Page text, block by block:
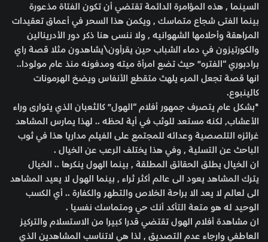
السينما , هذه المؤامرة الدائمة تقتضي أن تكون الفتاة مذعورة
بينما الفتى شجاع متماسك , ويكمن هذا السحر في أعماق تعقيدات
المراهقة وأحلامها الشهوانيه , ولا ننسى هنا ذكر دور الأدرينالين
والكورتيزون في دماء الشباب حين يقرأون\يشاهدون مثلا قصة راي
برادبوري “الفتره” حيث تضع امرأة ميته ومدفونه منذ عام مولودا..
انها قصة تجعل المرء يلهث متقطع الأنفاس ويضخ الهرمونات
كالينبوع.
*بشكل عام يتصرف جمهور أفلام “الهول” كالثعبان الذي يتوارى وراء
الأعشاب, لكنه مستعد للوثب في أية لحظه .. لهذا يمارس المشاهد
غرائزه التلصصية وعدائه للمجتمع على الفيلم مداريا هذا في ثوب
الباحث عن التسلية , وفي هذا يختلف الرعب عن الخيال .
ان الخيال يطلق الحقائق المطلقة , بينما الهول ينكرها .. الخيال
يترك المشاهد يعود الى عالم أكثر ثراء , بينما الهول لا يعيد المشاهد
الى لعالم لا يعد الا براحة الخلاص والتطهر والكفارة .. أي الكسب
الوحيد له هو متعة التأكد أنك حي ومتماسك نفسيا .
ان مشاهدة أفلام الهول تقتضي قدرا كبيرا من الاستسلام والتركيز
العاطفي وارجاء عدم التصديق , لذا هي لاتناسب المشاهدين الذي